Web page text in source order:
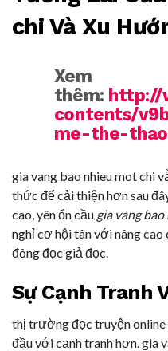
chi Và Xu
Xem
thêm: http://
contents/
me-the-
gia vang bao nhieu mot chi
thức để cải thiện hơn sau
cao, yên ổn cầu gia vang
nghỉ cơ hội tân với nâng
đông đọc giả đọc.
Sự Cạnh Tranh
thị trường đọc truyện
đầu với cạnh tranh hơn. gia